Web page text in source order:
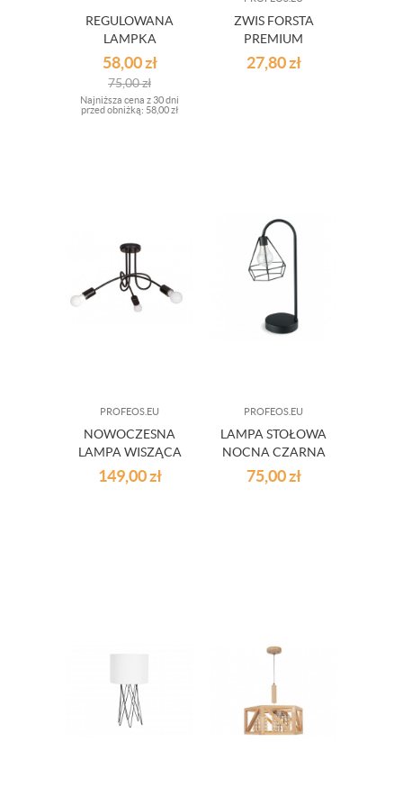
REGULOWANA
LAMPKA
BIURKOWA
58,00zł
75,00zł
Najniższa cena z 30 dni
przed obniżką: 58,00 zł
ZWIS FORSTA
PREMIUM
DŁ.180CM 1XE27
60W
27,80zł
PROFEOS.EU
NOWOCZESNA
LAMPA WISZĄCA
EDISON CZARNA
149,00zł
PROFEOS.EU
LAMPA STOŁOWA
NOCNA CZARNA
LED LOFT
75,00zł